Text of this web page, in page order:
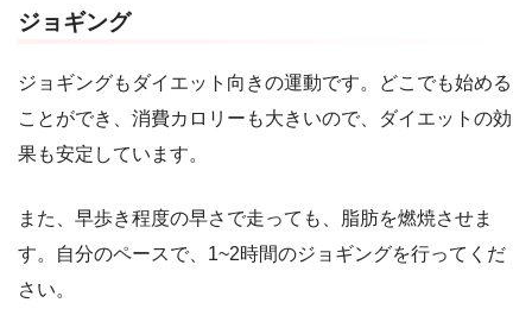
ジョギング
ジョギングもダイエット向きの運動です。どこでも始める
ことができ、消費カロリーも大きいので、ダイエットの効
果も安定しています。
また、早歩き程度の早さで走っても、脂肪を燃焼させま
す。自分のペースで、1~2時間のジョギングを行ってくだ
さい。